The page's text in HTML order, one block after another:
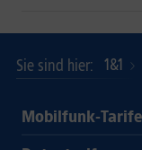
Sie sind hier 1&1
Mobilfunk-Tarife